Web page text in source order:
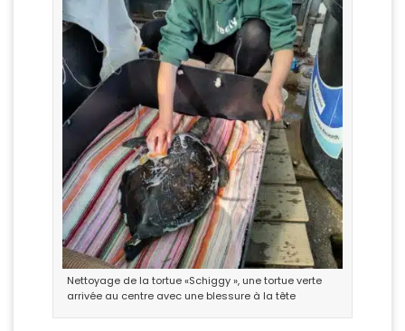
Nettoyage de la tortue «Schiggy », une tortue verte
arrivée au centre avec une blessure à la tête